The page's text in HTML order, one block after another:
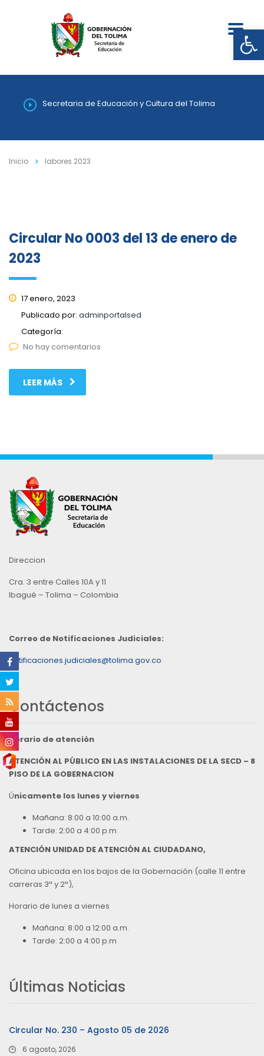
Secretaria de Educación y Cultura del Tolima
Inicio labores 2023
Circular No 0003 del 13 de enero de
2023
17 enero, 2023
Publicado por: adminportalsed
Categoría:
No hay comentarios
LEER MÁS
Direccion
Cra. 3 entre Calles 10A y 11
Ibagué – Tolima – Colombia
Correo de Notificaciones Judiciales:
notificaciones.judiciales@tolima.gov.co
Contáctenos
Horario de atención
ATENCIÓN AL PÚBLICO EN LAS INSTALACIONES DE LA SECD – 8
PISO DE LA GOBERNACION
Únicamente los lunes y viernes
Mañana: 8:00 a 10:00 a.m.
Tarde: 2:00 a 4:00 p.m
ATENCIÓN UNIDAD DE ATENCIÓN AL CIUDADANO,
Oficina ubicada en los bajos de la Gobernación (calle 11 entre
carreras 3ª y 2ª),
Horario de lunes a viernes
Mañana: 8:00 a 12:00 a.m.
Tarde: 2:00 a 4:00 p.m
Últimas Noticias
Circular No. 230 – Agosto 05 de 2026
6 agosto, 2026